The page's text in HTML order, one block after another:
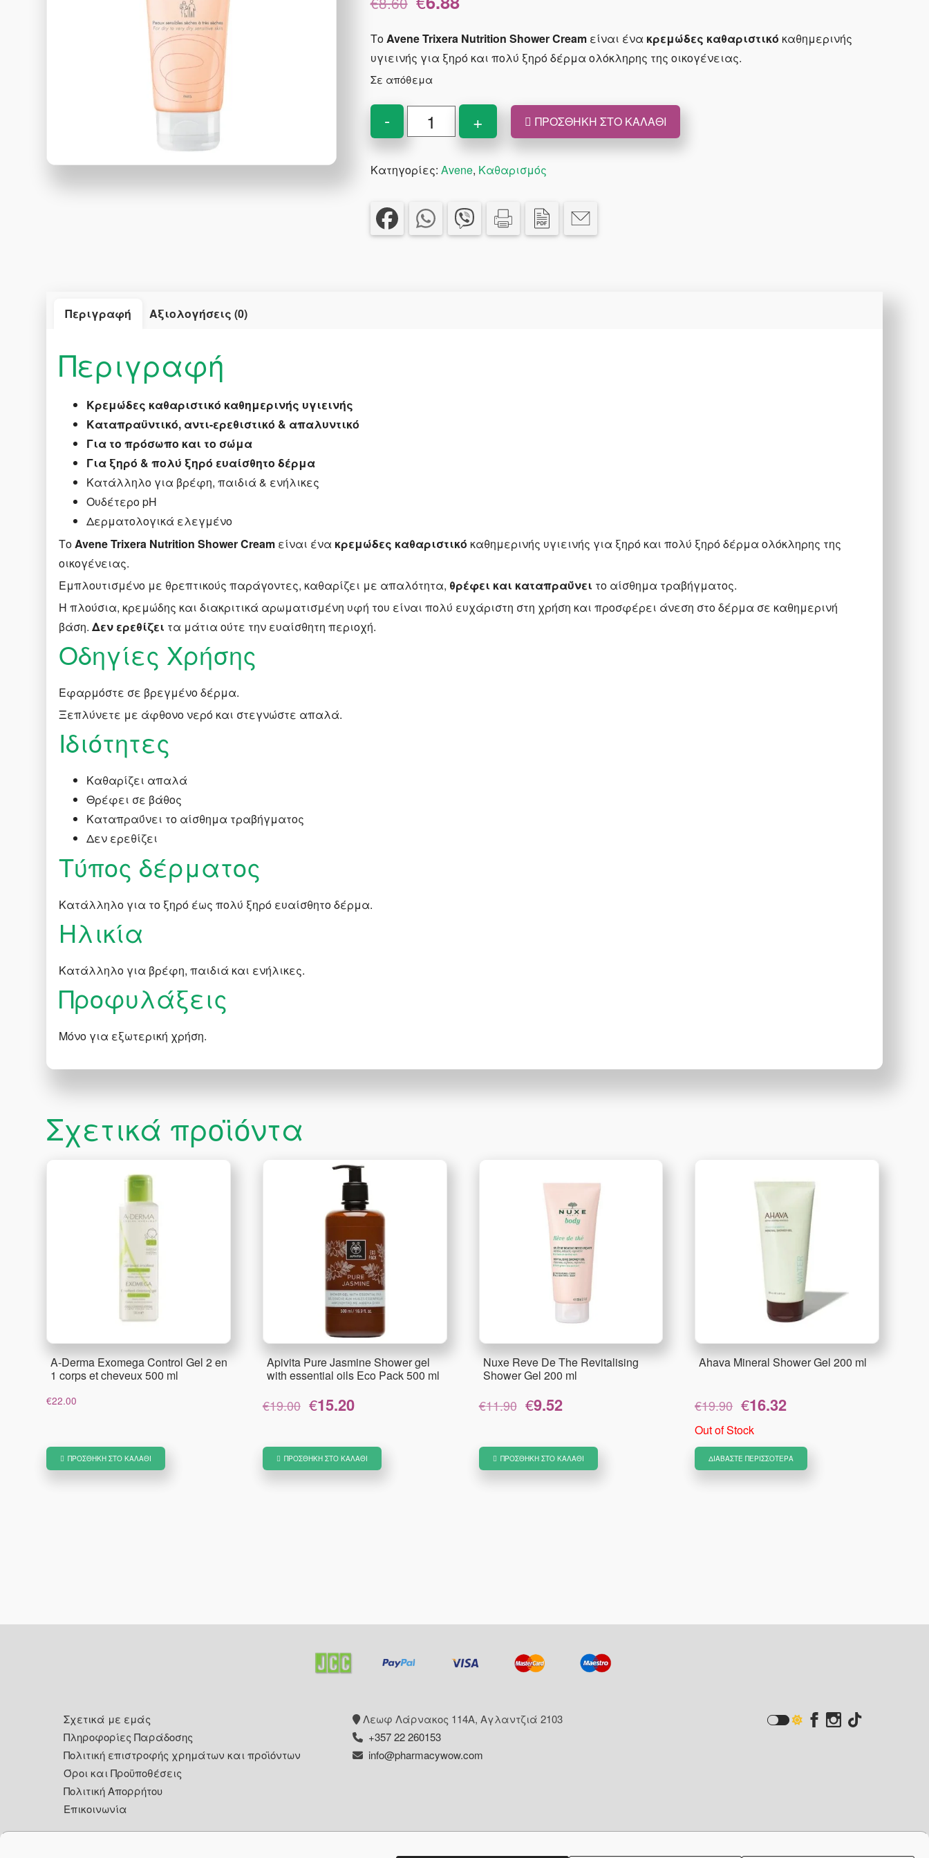
price
€8.60.
είναι:
€6.88.
ΤοAvene Trixera Nutrition Shower Creamείναι ένα κρεμώδες καθαριστικό καθημερινής
υγιεινής για ξηρό και πολύ ξηρό δέρμα ολόκληρης της οικογένειας.
Σε απόθεμα
-
Avene
Trixera
Shower
Θρεπτικό
+ ΠΡΟΣΘΉΚΗ ΣΤΟ ΚΑΛΆΘΙ
Κατηγορίες: Avene, Καθαρισμός
Περιγραφή Αξιολογήσεις (0)
Περιγραφή
Κρεμώδες καθαριστικό καθημερινής υγιεινής
Καταπραϋντικό, αντι-ερεθιστικό & απαλυντικό
Για το πρόσωπο και το σώμα
Για ξηρό & πολύ ξηρό ευαίσθητο δέρμα
Κατάλληλο για βρέφη, παιδιά & ενήλικες
Ουδέτερο pH
Δερματολογικά ελεγμένο
ΤοAvene Trixera Nutrition Shower Cream είναι ένα κρεμώδες καθαριστικό καθημερινής υγιεινής για ξηρό και πολύ ξηρό δέρμα ολόκληρης της
οικογένειας.
Εμπλουτισμένο με θρεπτικούς παράγοντες, καθαρίζει με απαλότητα, θρέφει και καταπραΰνει το αίσθημα τραβήγματος.
Η πλούσια, κρεμώδης και διακριτικά αρωματισμένη υφή του είναι πολύ ευχάριστη στη χρήση και προσφέρει άνεση στο δέρμα σε καθημερινή
βάση.Δεν ερεθίζει τα μάτια ούτε την ευαίσθητη περιοχή.
Οδηγίες Χρήσης
Εφαρμόστε σε βρεγμένο δέρμα.
Ξεπλύνετε με άφθονο νερό και στεγνώστε απαλά.
Ιδιότητες
Καθαρίζει απαλά
Θρέφει σε βάθος
Καταπραΰνει το αίσθημα τραβήγματος
Δεν ερεθίζει
Τύπος δέρματος
Κατάλληλο για το ξηρό έως πολύ ξηρό ευαίσθητο δέρμα.
Hλικία
Κατάλληλο για βρέφη, παιδιά και ενήλικες.
Προφυλάξεις
Μόνο για εξωτερική χρήση.
Σχετικά προϊόντα
A-Derma Exomega Control Gel 2 en
1 corps et cheveux 500 ml
€22.00
ΠΡΟΣΘΉΚΗ ΣΤΟ ΚΑΛΆΘΙ
Apivita Pure Jasmine Shower gel
with essential oils Eco Pack 500 ml
€19.00
Original
price
€15.20
€15.20.
ΠΡΟΣΘΉΚΗ ΣΤΟ ΚΑΛΆΘΙ
Nuxe Reve De The Revitalising
Shower Gel 200 ml
€11.90
Original
price
€9.52
€9.52.
ΠΡΟΣΘΉΚΗ ΣΤΟ ΚΑΛΆΘΙ
Ahava Mineral Shower Gel 200 ml
€19.90
Original
price
was:
€16.32
€16.32.
Out of Stock
ΔΙΑΒΆΣΤΕ ΠΕΡΙΣΣΌΤΕΡΑ
FooterΣχετικά με εμάς
Πληροφορίες Παράδοσης
Πολιτική επιστροφής χρημάτων και προϊόντων
Όροι και Προϋποθέσεις
Πολιτική Απορρήτου
Επικοινωνία
Λεωφ Λάρνακος 114Α, Αγλαντζιά 2103
+357 22 260153
info@pharmacywow.com